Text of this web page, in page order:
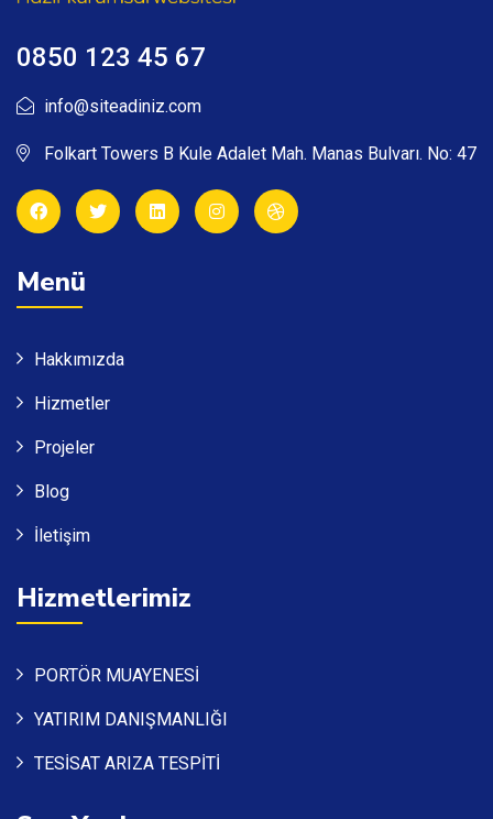
0850 123 45 67
info@siteadiniz.com
Folkart Towers B Kule Adalet Mah. Manas Bulvarı. No: 47
Menü
Hakkımızda
Hizmetler
Projeler
Blog
İletişim
Hizmetlerimiz
PORTÖR MUAYENESİ
YATIRIM DANIŞMANLIĞI
TESİSAT ARIZA TESPİTİ